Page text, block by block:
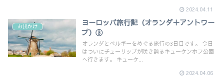
2024.04.11
お出かけ
ヨーロッパ旅行記（オランダ＋アントワー
プ）③
オランダとベルギーをめぐる旅行の3日目です。 今日
はついにチューリップが咲き誇るキューケンホフ公園
へ行きます。 キューケ...
2024.04.06